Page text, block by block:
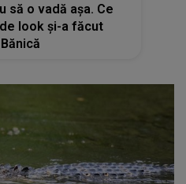
să o vadă așa. Ce
look și-a făcut